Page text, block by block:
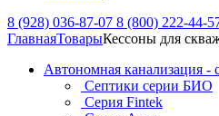
8 (928) 036-87-07 8 (800) 222-44-
ГлавнаяТоварыКессоны для
Автономная канализация -
Септики серии БИО
Серия Fintek